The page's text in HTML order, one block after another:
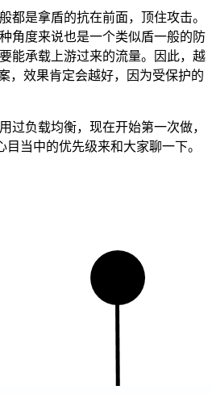
都是拿盾的抗在前面，顶住攻击。
角度来说也是一个类似盾一般的防
能承载上游过来的流量。因此，越
，效果肯定会越好，因为受保护的
过负载均衡，现在开始第一次做，
当中的优先级来和大家聊一下。